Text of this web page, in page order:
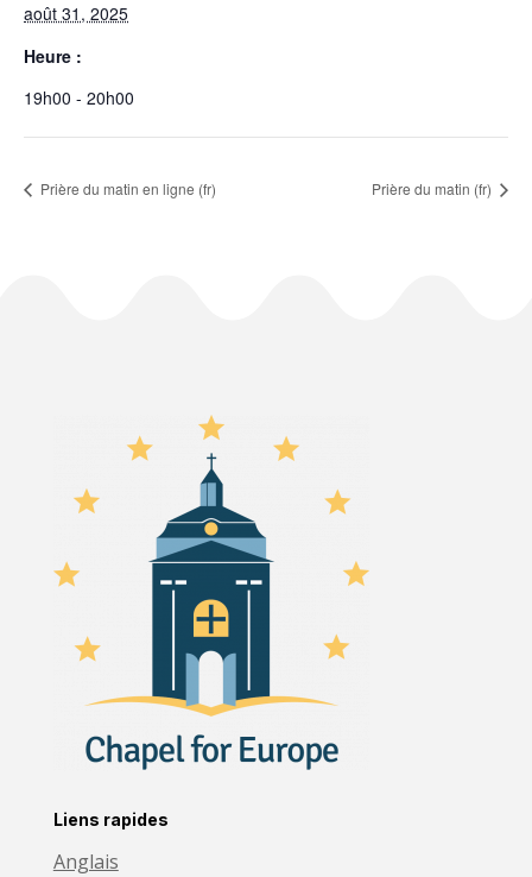
août 31, 2025
Heure :
19h00 - 20h00
Prière du matin en ligne (fr) Prière du matin (fr)
Liens rapides
Anglais